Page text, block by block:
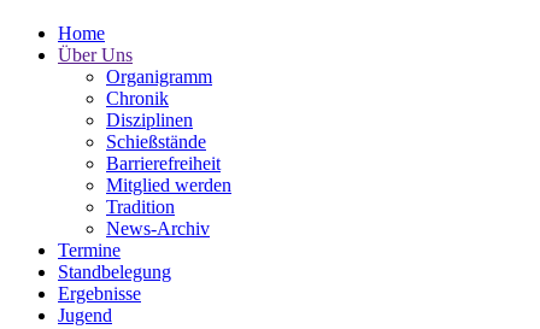
Home
Über Uns
Organigramm
Chronik
Disziplinen
Schießstände
Barrierefreiheit
Mitglied werden
Tradition
News-Archiv
Termine
Standbelegung
Ergebnisse
Jugend